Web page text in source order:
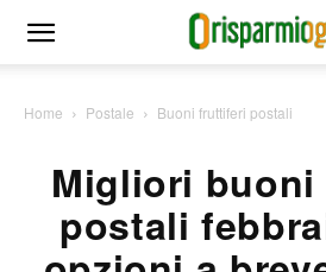
Home Postale Buoni fruttiferi postali
Migliori
postali